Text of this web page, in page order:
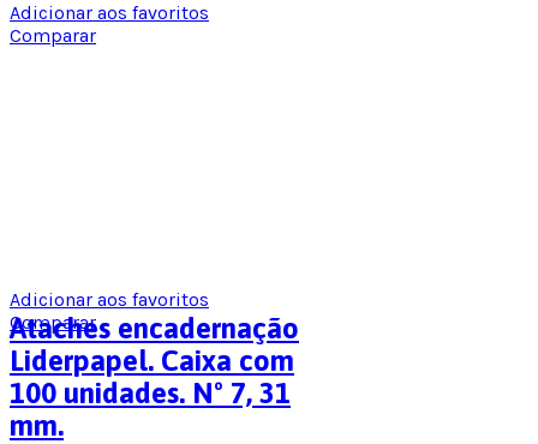
Adicionar aos favoritos
Comparar
Adicionar aos favoritos
Comparar
Ataches encadernação
Liderpapel. Caixa com
100 unidades. Nº 7, 31
mm.